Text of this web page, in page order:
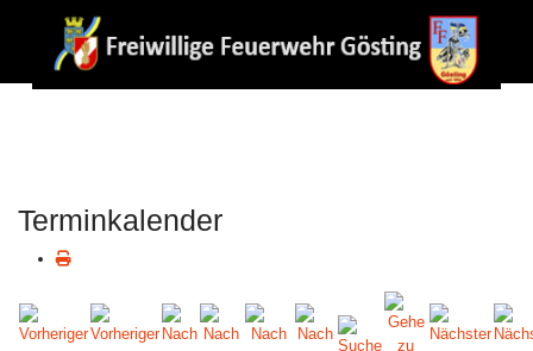
Terminkalender